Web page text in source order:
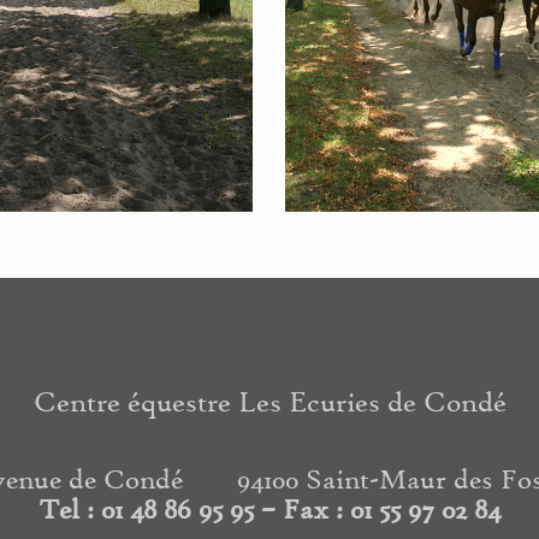
Centre équestre Les Ecuries de Condé
de Condé
94100 Saint-Maur des
Tel : 01 48 86 95 95 – Fax : 01 55 97 02 84